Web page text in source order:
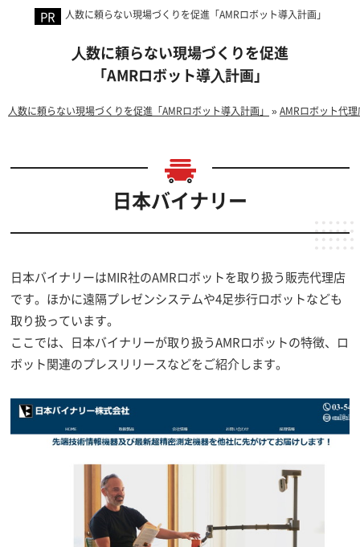
人数に頼らない現場づくりを促進「AMRロボット導入計画」
⼈数に頼らない現場づくりを促進
「AMRロボット導⼊計画」
人数に頼らない現場づくりを促進「AMRロボット導入計画」 »AMRロボット代
日本バイナリー
日本バイナリーはMIR社のAMRロボットを取り扱う販売代理店
です。ほかに遠隔プレゼンシステムや4足歩行ロボットなども
取り扱っています。
ここでは、日本バイナリーが取り扱うAMRロボットの特徴、ロ
ボット関連のプレスリリースなどをご紹介します。